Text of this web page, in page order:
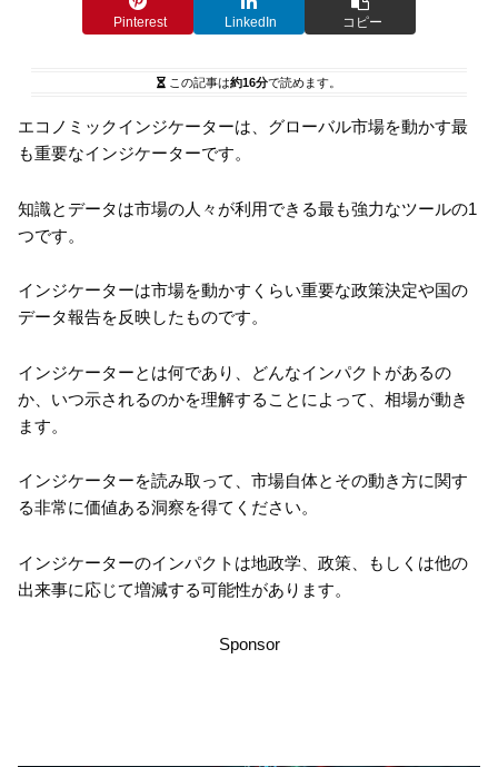
Pinterest LinkedIn コピー
この記事は約16分で読めます。
エコノミックインジケーターは、グローバル市場を動かす最
も重要なインジケーターです。
知識とデータは市場の人々が利用できる最も強力なツールの1
つです。
インジケーターは市場を動かすくらい重要な政策決定や国の
データ報告を反映したものです。
インジケーターとは何であり、どんなインパクトがあるの
か、いつ示されるのかを理解することによって、相場が動き
ます。
インジケーターを読み取って、市場自体とその動き方に関す
る非常に価値ある洞察を得てください。
インジケーターのインパクトは地政学、政策、もしくは他の
出来事に応じて増減する可能性があります。
Sponsor